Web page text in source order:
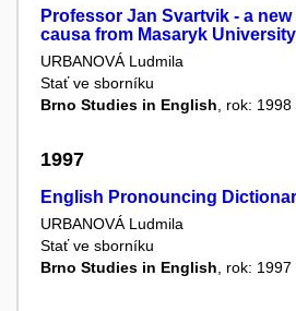
Professor Jan Svartvik - a
causa from Masaryk University
URBANOVÁ Ludmila
Stať ve sborníku
Brno Studies in English, rok: 1998
1997
English Pronouncing
URBANOVÁ Ludmila
Stať ve sborníku
Brno Studies in English , rok: 1997